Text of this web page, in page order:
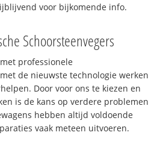
voor bijkomende info.
Schoorsteenvegers
professionele
de nieuwste technologie werken
Door voor ons te kiezen en
is de kans op verdere problemen
hebben altijd voldoende
vaak meteen uitvoeren.